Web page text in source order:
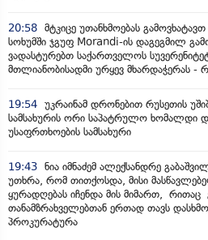
20:58 მტკიცე უთანხმოებას
სოხუმში ჯგუფ Morandi-ის დაგეგმილ
ვადასტურებთ საქართველოს
მთლიანობისადმი ურყევ მხარდაჭერას -
19:54 უკრაინამ დრონებით რუსეთის
სამსახურის ორი საპატრულო ხომალდი
უსაფრთხოების სამსახური
19:43 ნია იმნაძემ ალექსანდრე
უთხრა, რომ თითქოსდა, მისი
ყურადღებას იჩენდა მის მიმართ, რითაც
თანამზრახველებთან ერთად თავს
პროკურატურა